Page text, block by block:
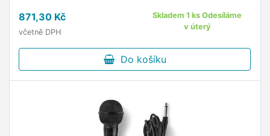
charakteristika: …
871,30 Kč
včetně DPH
Skladem 1 ks Odesíláme
v úterý
Do košíku